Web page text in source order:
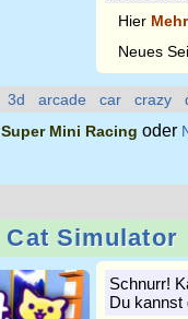
Hier
Neues
3d arcade car crazy
Super Mini Racing oder
Cat Simulator
Schnurr!
Du kannst